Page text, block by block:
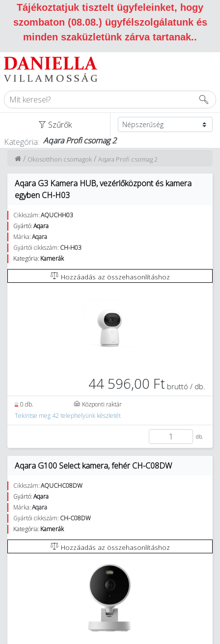
Tájékoztatjuk tisztelt ügyfeleinket, hogy
szombaton (08.08.) ügyfélszolgálatunk és
minden szaküzletünk zárva tartanak..
Szűrők
Kategória: Aqara Profi csomag 2
Aqara Profi csomag 2
/
Okosotthon csomagok
/
Aqara G3 Kamera HUB, vezérlőközpont és kamera
egyben CH-H03
Cikkszám:AQUCHH03
Gyártó:Aqara
Márka:Aqara
Gyártói cikkszám: CH-H03
Kategória: Kamerák
Hozzáadás az összehasonlításhoz
44 596,00 Ft bruttó / db.
0 db.
Központi raktár
Tekintse meg 42 telephelyünk készletét
db.
Aqara G100 Select kamera, fehér CH-C08DW
Cikkszám:AQUCHC08DW
Gyártó:Aqara
Márka:Aqara
Gyártói cikkszám: CH-C08DW
Kategória: Kamerák
Hozzáadás az összehasonlításhoz